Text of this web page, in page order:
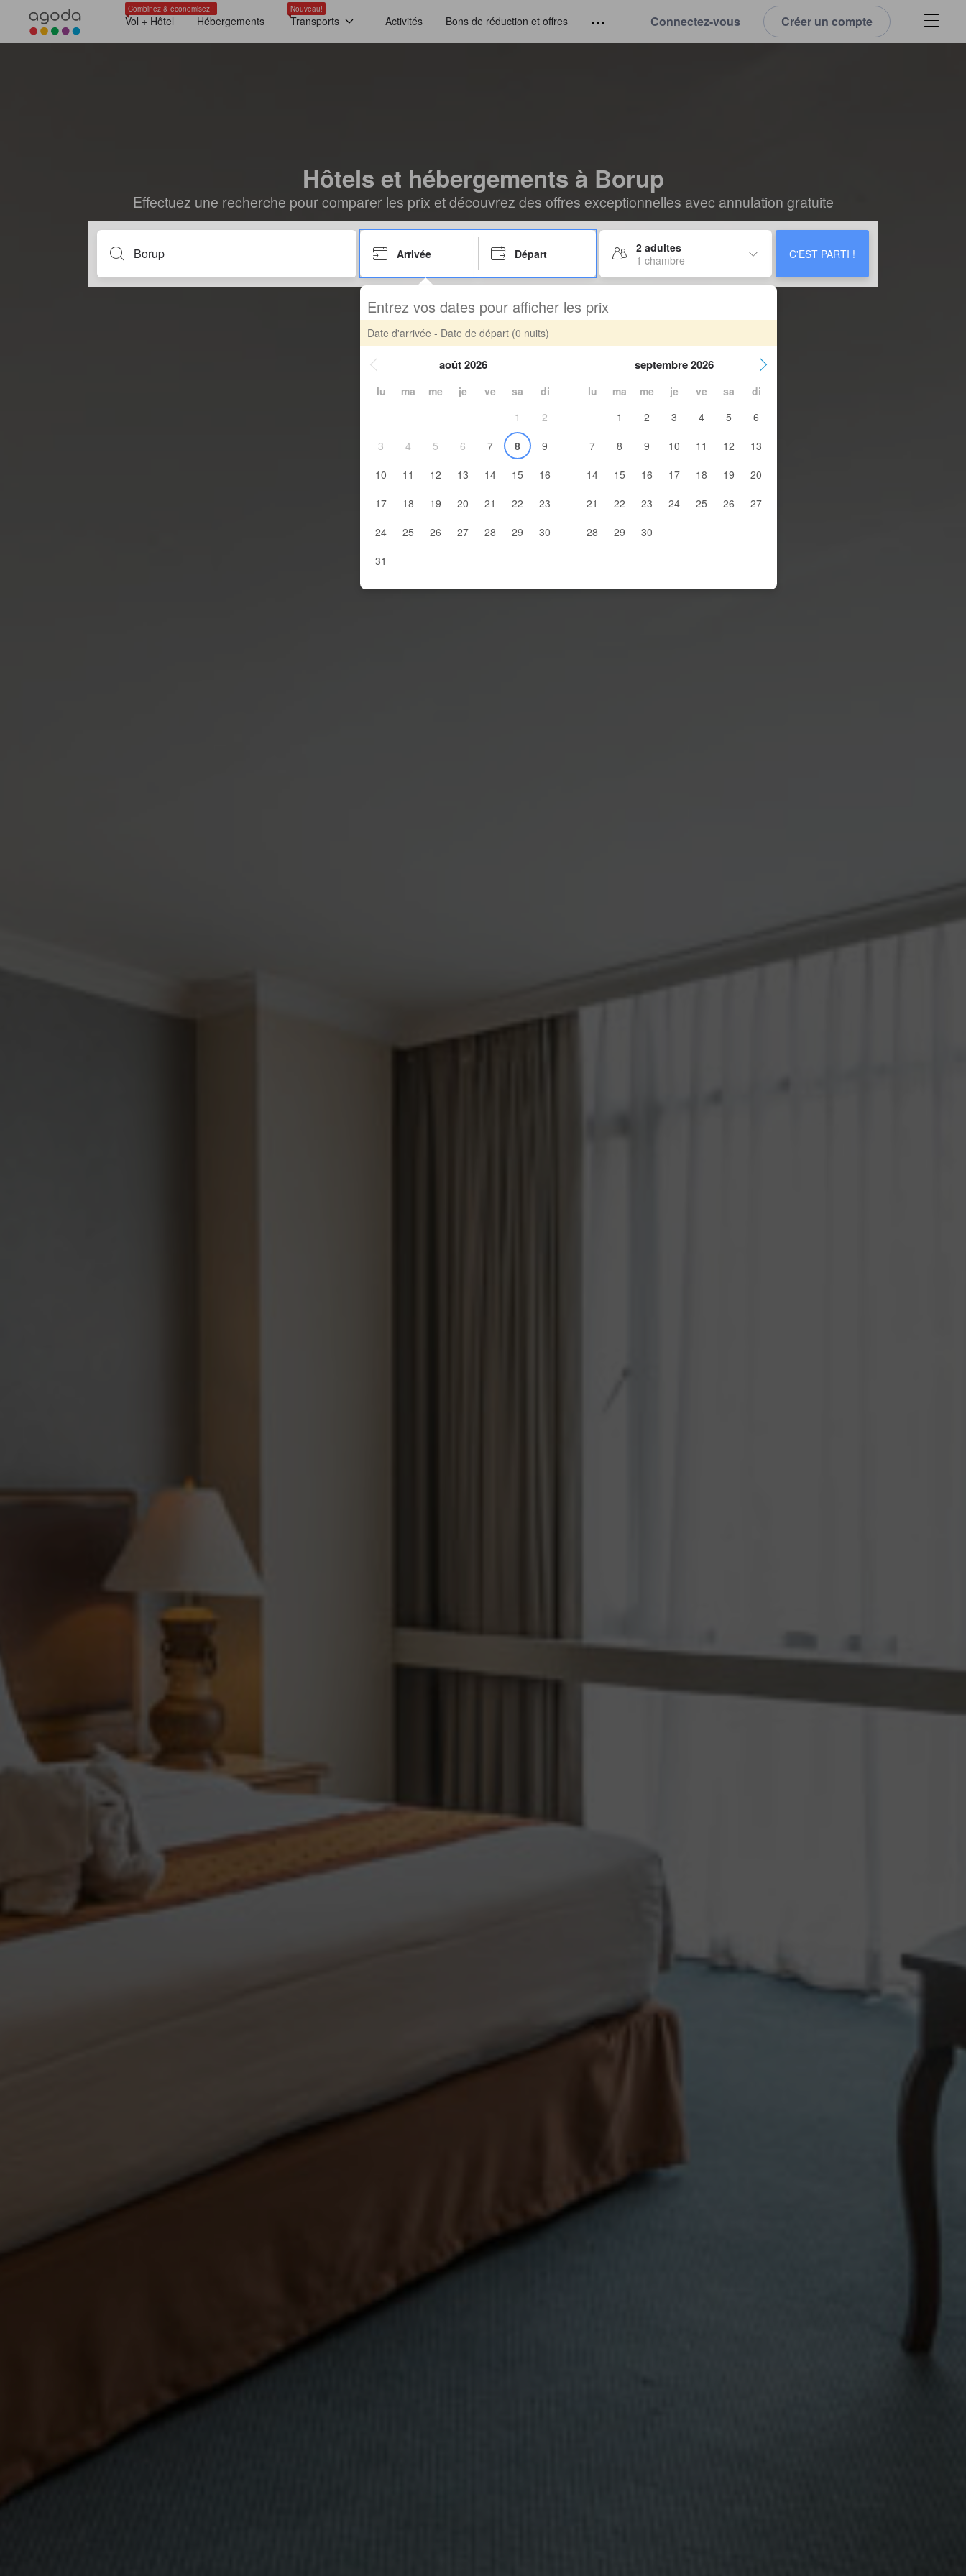
Combinez & économisez !
Vol + Hôtel Hébergements
Nouveau!
Transports Activités Bons de réduction et offres Connectez-vous Créer un compte
Hôtels et hébergements à Borup
Effectuez une recherche pour comparer les prix et découvrez des offres exceptionnelles avec annulation gratuite
Arrivée Départ
2 adultes
1 chambre
C'EST PARTI !
Entrez vos dates pour afficher les prix
Date d'arrivée - Date de départ (0 nuits)
août 2026
lu ma me je ve sa
di
1
2
3
4 5 6 7 8
9
10
11 12 13 14 15
16
17
18 19 20 21 22
23
24
25 26 27 28 29
30
31
septembre 2026
lu ma me je ve sa
di
1
2 3 4 5
6
7
8 9 10 11 12
13
14
15 16 17 18 19
20
21
22 23 24 25 26
27
28
29 30